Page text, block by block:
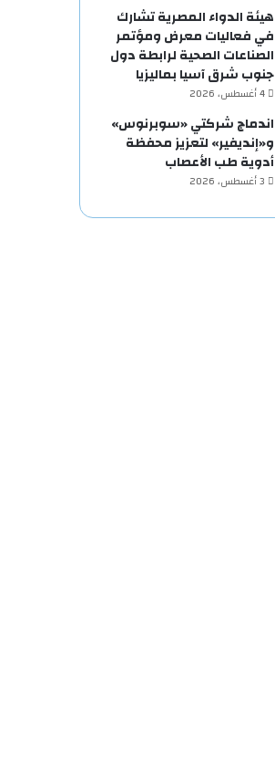
هيئة الدواء المصرية تشارك
في فعاليات معرض ومؤتمر
الصناعات الصحية لرابطة دول
جنوب شرق آسيا بماليزيا
4 أغسطس، 2026
اندماج شركتي «سوبرنوس»
و«إنديفير» لتعزيز محفظة
أدوية طب الأعصاب
3 أغسطس، 2026